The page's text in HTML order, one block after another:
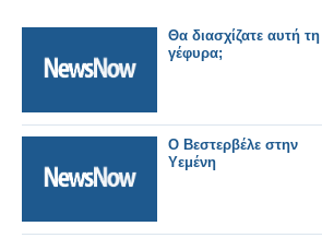
Θα διασχίζατε αυτή τη
γέφυρα;
Ο Βεστερβέλε στην
Υεμένη